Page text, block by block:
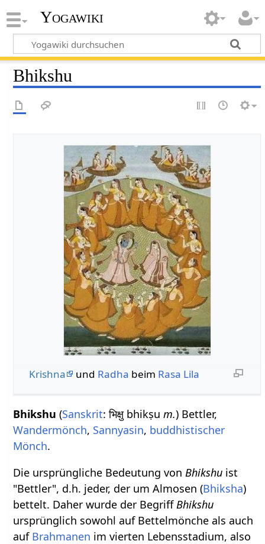
Yogawiki
Bhikshu
Krishna und Radha beim Rasa Lila
Bhikshu (Sanskrit: भिक्षु bhikṣum.) Bettler,
Wandermönch, Sannyasin, buddhistischer
Mönch.
Die ursprüngliche Bedeutung vonBhikshu ist
"Bettler", d.h. jeder, der um Almosen (Bhiksha)
bettelt. Daher wurde der BegriffBhikshu
ursprünglich sowohl auf Bettelmönche als auch
auf Brahmanen im vierten Lebensstadium, also